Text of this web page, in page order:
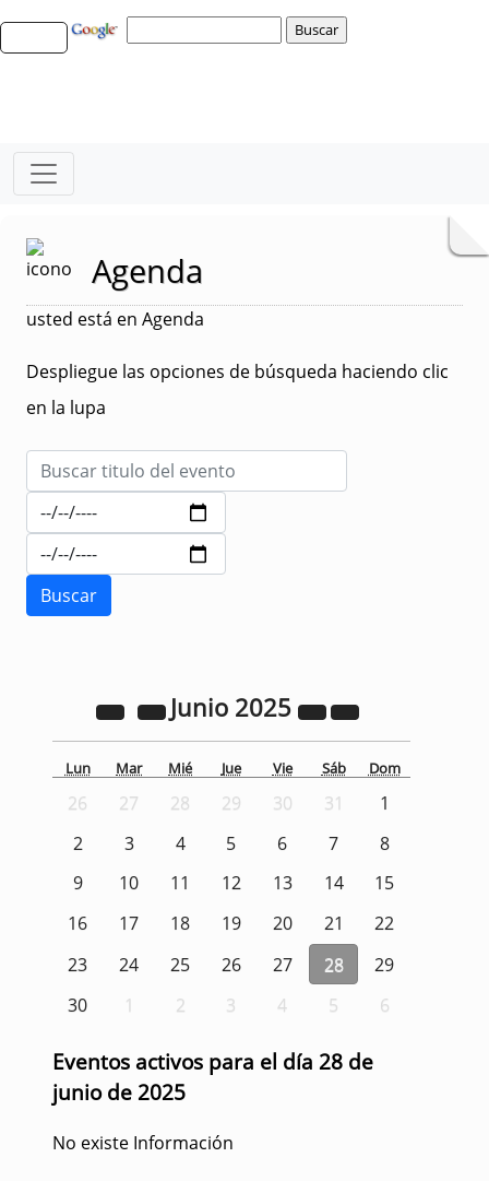
Agenda
usted está en Agenda
Despliegue las opciones de búsqueda haciendo clic
en la lupa
Junio 2025
Lun Mar Mié Jue Vie Sáb Dom
26 27 28 29 30 31
1
2
3 4 5 6 7
8
9
10 11 12 13 14
15
16
17 18 19 20 21
22
23
24 25 26 27 28
29
30
1 2 3 4 5 6
Eventos activos para el día 28 de
junio de 2025
No existe Información